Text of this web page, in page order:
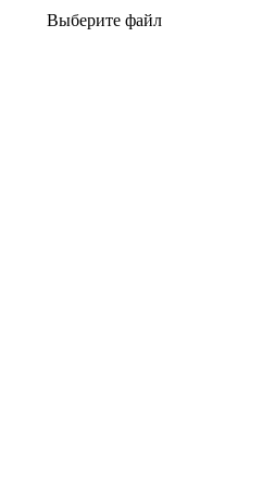
Выберите файл